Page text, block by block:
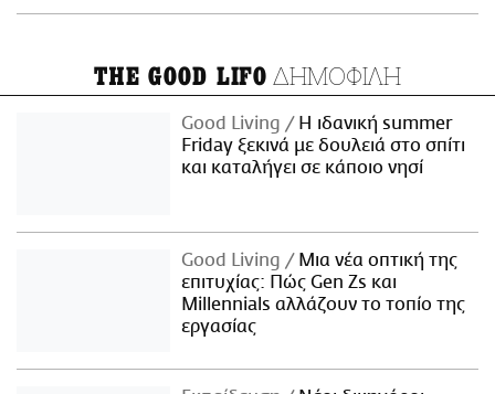
THE GOOD LIFO ΔΗΜΟΦΙΛΗ
Good Living
Η ιδανική summer
Friday ξεκινά με δουλειά στο σπίτι
και καταλήγει σε κάποιο νησί
Good Living
Μια νέα οπτική της
επιτυχίας: Πώς Gen Zs και
Millennials αλλάζουν το τοπίο της
εργασίας